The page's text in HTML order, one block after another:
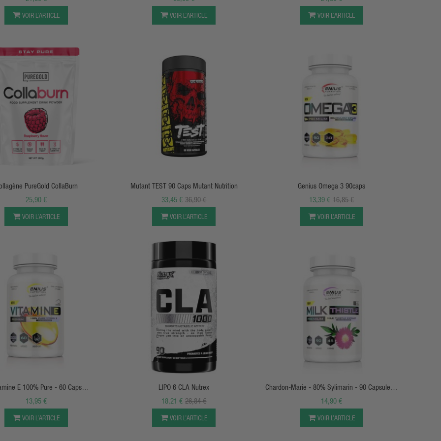
VOIR L’ARTICLE VOIR L’ARTICLE VOIR L’ARTICLE
PureGold CollaBurn
25,90 €
VOIR L’ARTICLE
Mutant TEST 90 Caps Mutant Nutrition
36,90 €
33,45 €
VOIR L’ARTICLE
Genius Omega 3 90caps
16,85 €
13,39 €
VOIR L’ARTICLE
E 100% Pure - 60 Caps
60doses - Genius Nutrition
13,95 €
VOIR L’ARTICLE
LIPO 6 CLA Nutrex
26,84 €
18,21 €
VOIR L’ARTICLE
APERÇU RAPIDE
Chardon-Marie - 80% Sylimarin - 90 Capsules -
Genius Nutrition
14,90 €
VOIR L’ARTICLE